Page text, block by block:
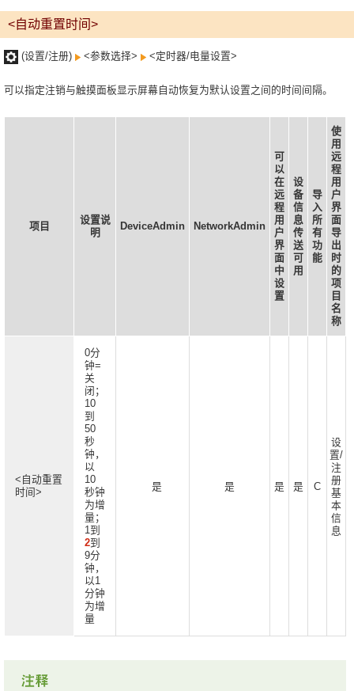
<自动重置时间>
(设置/注册) <参数选择> <定时器/电量设置>
可以指定注销与触摸面板显示屏幕自动恢复为默认设置之间的时间间隔。
项目
设置说
明
DeviceAdmin NetworkAdmin
可
以
在
远
程
用
户
界
面
中
设
置
设
备
信
息
传
送
可
用
导
入
所
有
功
能
使
用
远
程
用
户
界
面
导
出
时
的
项
目
名
称
<自动重置
时间>
0分
钟=
关
闭；
10
到
50
秒
钟，
以
10
秒钟
为增
量；
1到
2到
9分
钟，
以1
分钟
为增
量
是 是 是 是 C
设
置/
注
册
基
本
信
息